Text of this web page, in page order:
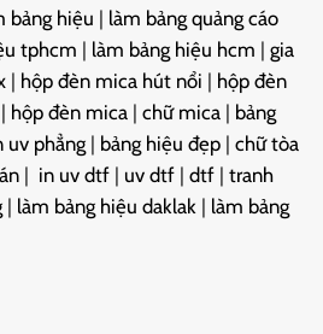
bảng hiệu | làm bảng quảng cáo
tphcm | làm bảng hiệu hcm | gia
| hộp đèn mica hút nổi | hộp đèn
| hộp đèn mica | chữ mica | bảng
uv phẳng | bảng hiệu đẹp | chữ tòa
| in uv dtf | uv dtf | dtf | tranh
| làm bảng hiệu daklak | làm bảng